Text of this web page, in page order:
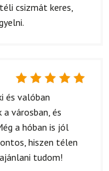
csizmát keres,
Értékelés:
és valóban
városban, és
a hóban is jól
hiszen télen
tudom!